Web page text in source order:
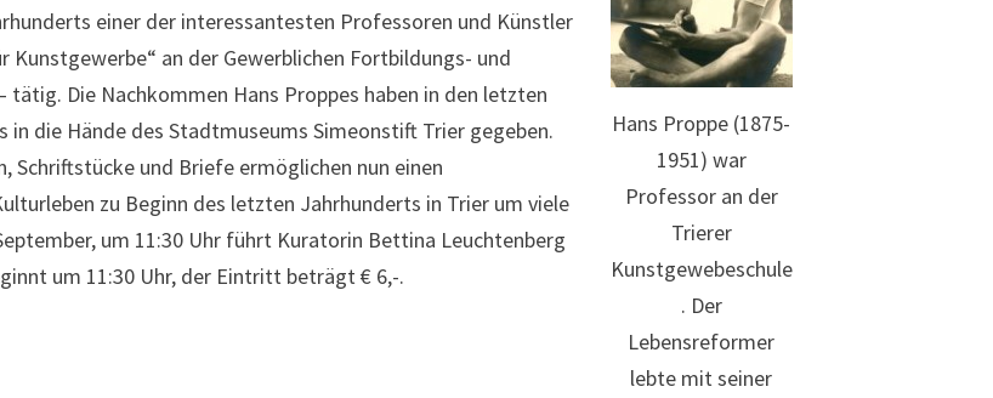
Hans Proppe (1875-
1951) war
Professor an der
Trierer
Kunstgewebeschule
. Der
Lebensreformer
lebte mit seiner
einer der interessantesten Professoren und Künstler
an der Gewerblichen Fortbildungs- und
tätig. Die Nachkommen Hans Proppes haben in den letzten
in die Hände des Stadtmuseums Simeonstift Trier gegeben.
Schriftstücke und Briefe ermöglichen nun einen
zu Beginn des letzten Jahrhunderts in Trier um viele
um 11:30 Uhr führt Kuratorin Bettina Leuchtenberg
um 11:30 Uhr, der Eintritt beträgt € 6,-.